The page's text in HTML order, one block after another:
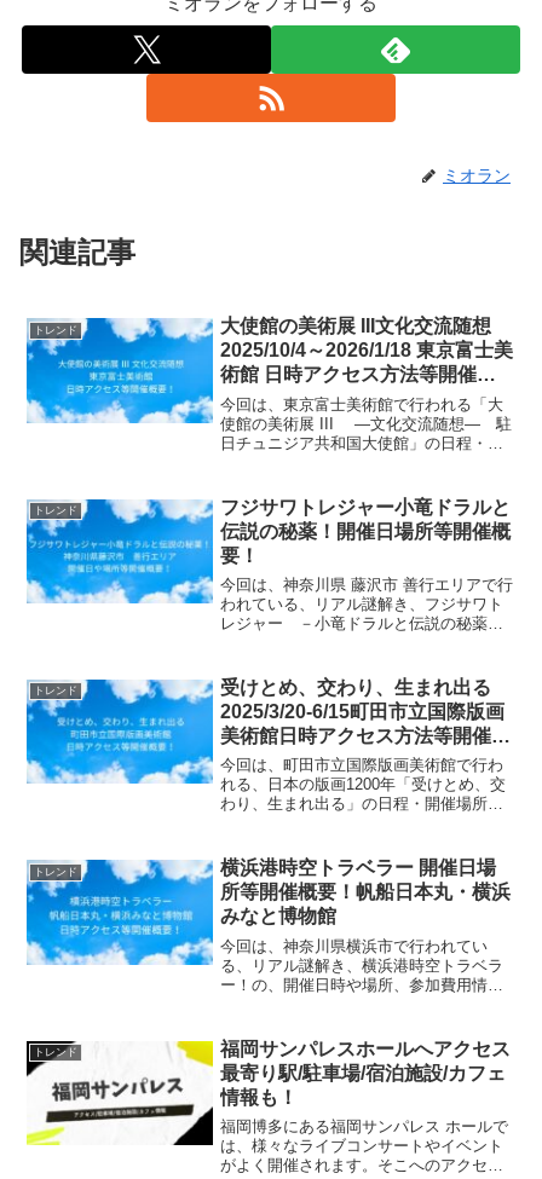
ミオラン
関連記事
トレンド
大使館の美術展 III文化交流随想
2025/10/4～2026/1/18 東京富士美
術館 日時アクセス方法等開催概
要！
今回は、東京富士美術館で行われる「大
使館の美術展 III ―文化交流随想― 駐
日チュニジア共和国大使館」の日程・開
て、各国大使館の秘蔵美術品を紹介する
特別展「大使館の美...
トレンド
フジサワトレジャー小竜ドラルと
伝説の秘薬！開催日場所等開催概
要！
今回は、神奈川県 藤沢市 善行エリアで行
われている、リアル謎解き、フジサワト
レジャー －小竜ドラルと伝説の秘薬－
カラッシュ公式店】深海探査都市の宝
（歴代売上No.1シリ...
トレンド
受けとめ、交わり、生まれ出る
2025/3/20-6/15町田市立国際版画
美術館日時アクセス方法等開催概
要！
今回は、町田市立国際版画美術館で行わ
れる、日本の版画1200年「受けとめ、交
わり、生まれ出る」の日程・開催場所・
けつつ独自に発展し、「日本らしさ」を
形作ってきました...
トレンド
横浜港時空トラベラー 開催日場
所等開催概要！帆船日本丸・横浜
みなと博物館
今回は、神奈川県横浜市で行われてい
る、リアル謎解き、横浜港時空トラベラ
ー！の、開催日時や場所、参加費用情報
玉入り) プレゼント ギフト もなか
最中 お礼 お祝い ...
トレンド
福岡サンパレスホールへアクセス
最寄り駅/駐車場/宿泊施設/カフェ
情報も！
福岡博多にある福岡サンパレス ホールで
は、様々なライブコンサートやイベント
がよく開催されます。そこへのアクセス